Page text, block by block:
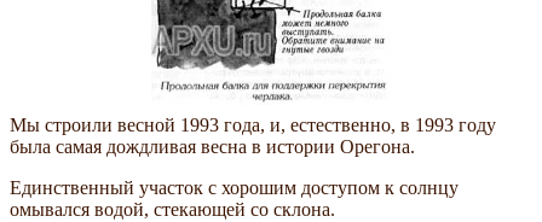
Мы строили весной 1993 года, и, естественно, в 1993 году
была самая дождливая весна в истории Орегона.
Единственный участок с хорошим доступом к солнцу
омывался водой, стекающей со склона.